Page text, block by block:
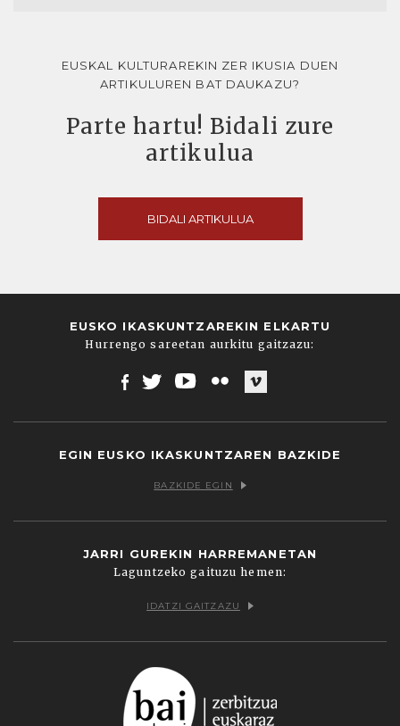
EUSKAL KULTURAREKIN ZER IKUSIA DUEN
ARTIKULUREN BAT DAUKAZU?
Parte hartu! Bidali zure
artikulua
BIDALI ARTIKULUA
EUSKO IKASKUNTZAREKIN ELKARTU
Hurrengo sareetan aurkitu gaitzazu:
EGIN EUSKO IKASKUNTZAREN BAZKIDE
BAZKIDE EGIN
JARRI GUREKIN HARREMANETAN
Laguntzeko gaituzu hemen:
IDATZI GAITZAZU